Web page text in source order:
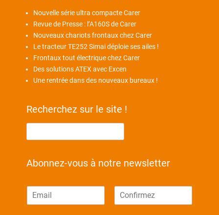
Nouvelle série ultra compacte Carer
Revue de Presse : l’A160S de Carer
Nouveaux chariots frontaux chez Carer
Le tracteur TE252 Simai déploie ses ailes !
Frontaux tout électrique chez Carer
Des solutions ATEX avec Excen
Une rentrée dans des nouveaux bureaux !
Recherchez sur le site !
Abonnez-vous à notre newsletter